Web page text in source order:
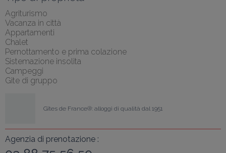
Agriturismo
Vacanza in città
Appartamenti
Chalet
Pernottamento e prima colazione
Sistemazione insolita
Campeggi
Gite di gruppo
Gîtes de France®: alloggi di qualità dal 1951
Agenzia di prenotazione :